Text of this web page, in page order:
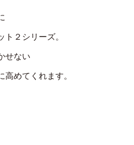
ト２シリーズ。
せない
高めてくれます。